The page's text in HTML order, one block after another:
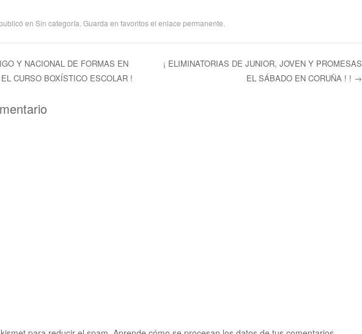
en Sin categoría . Guarda en favoritos el enlace permanente
de entradas
Y NACIONAL DE FORMAS EN
CURSO BOXÍSTICO ESCOLAR !
¡ ELIMINATORIAS DE JUNIOR, JOVEN Y PROMESAS
EL SÁBADO EN CORUÑA ! ! →